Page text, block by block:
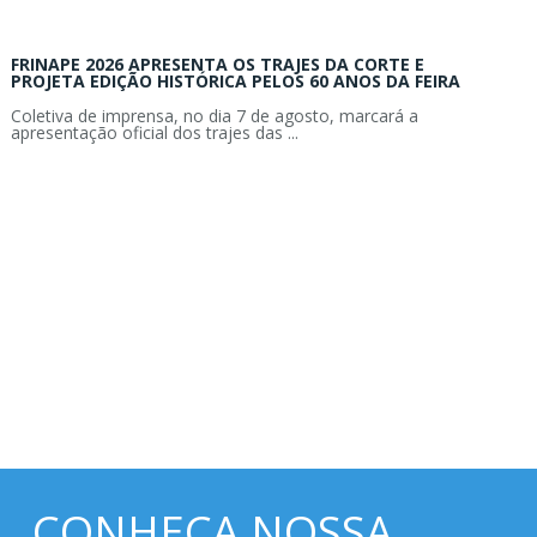
FRINAPE 2026 APRESENTA OS TRAJES DA CORTE E
PROJETA EDIÇÃO HISTÓRICA PELOS 60 ANOS DA FEIRA
Coletiva de imprensa, no dia 7 de agosto, marcará a
apresentação oficial dos trajes das ...